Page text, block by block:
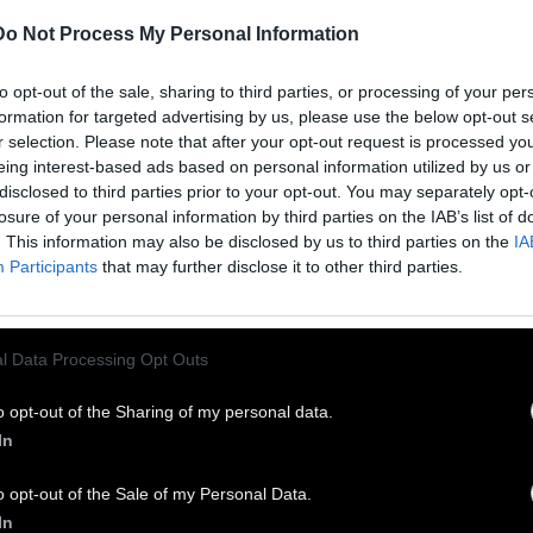
Not Process My Personal Information
opt-out of the sale, sharing to third parties, or processing of your
for targeted advertising by us, please use the below opt-out
selection. Please note that after your opt-out request is processed
interest-based ads based on personal information utilized by us
to third parties prior to your opt-out. You may separately
of your personal information by third parties on the IAB’s list of
This information may also be disclosed by us to third parties on the
Participants that may further disclose it to other third parties.
Data Processing Opt Outs
opt-out of the Sharing of my personal data.
opt-out of the Sale of my Personal Data.
τους είχε ψηφίσει ένα εκατομμύριο κόσμος»
η πλειοψηφία του δημοσιογραφικού και
συστήματος έκανε ουρά για να τους
στα παράθυρα.